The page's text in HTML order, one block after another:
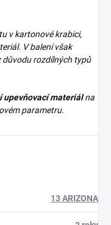
v kartonové krabici,
V balení však
důvodu rozdílných typů
upevňovací materiálna
parametru.
13 ARIZONA